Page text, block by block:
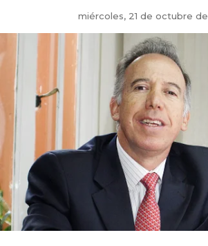
miércoles, 21 de octubre de